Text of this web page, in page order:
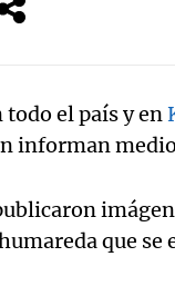
todo el país y en
informan
que se